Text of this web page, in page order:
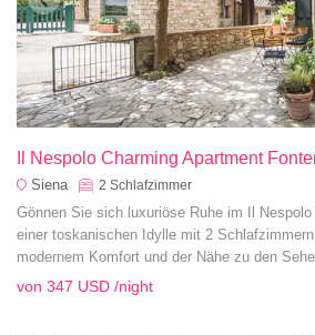
Il Nespolo Charming Apartment
Siena 2 Schlafzimmer
Gönnen Sie sich luxuriöse Ruhe im Il Nespolo
einer toskanischen Idylle mit 2
modernem Komfort und der Nähe zu den
Siena.
von 347 USD /night